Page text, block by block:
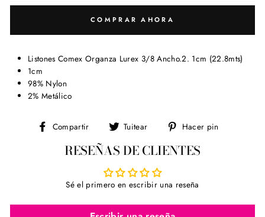
COMPRAR AHORA
Listones Comex Organza Lurex 3/8 Ancho.2. 1cm (22.8mts)
1cm
98% Nylon
2% Metálico
Compartir
Compartir
Facebook
Tuitear
Tuitear
Twitter
Hacer pin
RESEÑAS DE CLIENTES
Sé el primero en escribir una reseña